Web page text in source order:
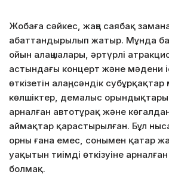
Жобаға сәйкес, жаңа саябақ
абаттандырылып жатыр. Мұнда
ойын алаңшалары, әртүрлі
астындағы концерт және мәдени
өткізетін алаң, сәндік
көлшіктер, демалыс орындықтары
арналған автотұрақ және
аймақтар қарастырылған. Бұл
орны ғана емес, сонымен қатар
уақытын тиімді өткізуіне
болмақ.